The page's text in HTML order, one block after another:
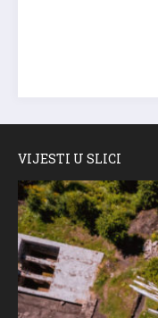
VIJESTI U SLICI